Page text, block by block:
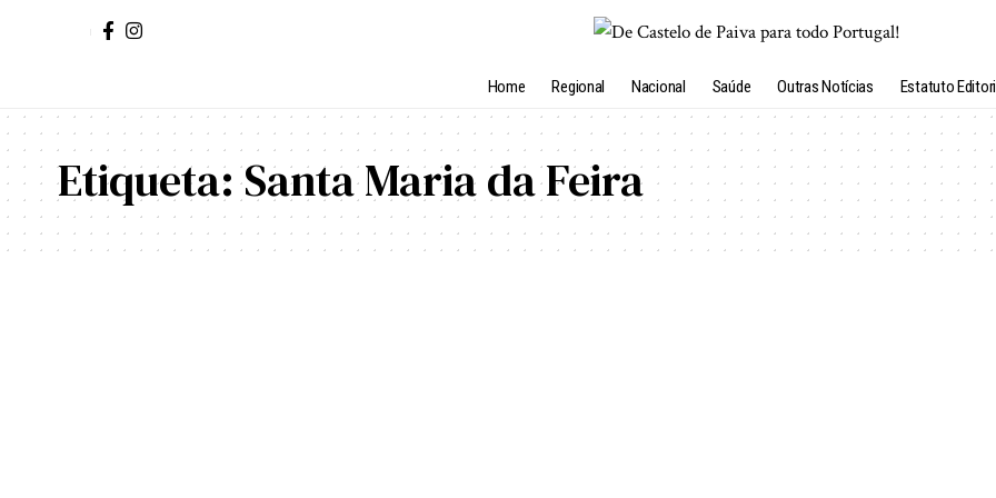
Home Regional Nacional Saúde Outras Notícias Estatuto
Etiqueta:Santa Maria da Feira